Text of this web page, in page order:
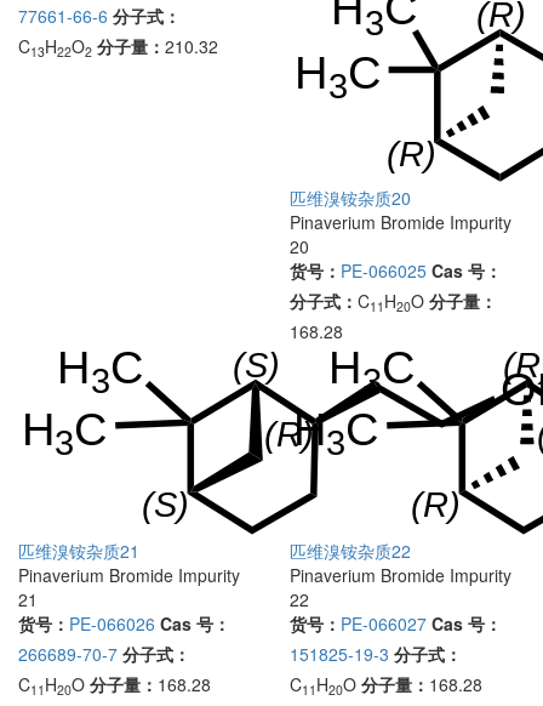
77661-66-6 分子式：
C13H22O2 分子量： 210.32
匹维溴铵杂质20
Pinaverium Bromide Impurity
20
货号： PE-066025 Cas 号：
分子式： C11 H20O 分子量：
168.28
匹维溴铵杂质21
Pinaverium Bromide Impurity
21
货号： PE-066026 Cas 号：
266689-70-7 分子式：
C11 H20O 分子量： 168.28
匹维溴铵杂质22
Pinaverium Bromide Impurity
22
货号： PE-066027 Cas 号：
151825-19-3 分子式：
C11 H20O 分子量： 168.28